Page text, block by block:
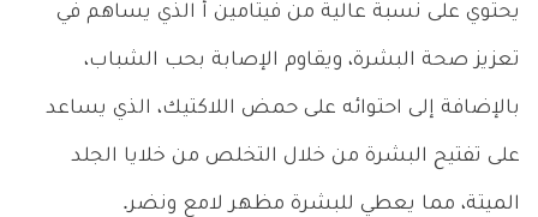
يحتوي على نسبة عالية من فيتامين أ الذي يساهم في
تعزيز صحة البشرة، ويقاوم الإصابة بحب الشباب،
بالإضافة إلى احتوائه على حمض اللاكتيك، الذي يساعد
على تفتيح البشرة من خلال التخلص من خلايا الجلد
الميتة، مما يعطي للبشرة مظهر لامع ونضر.